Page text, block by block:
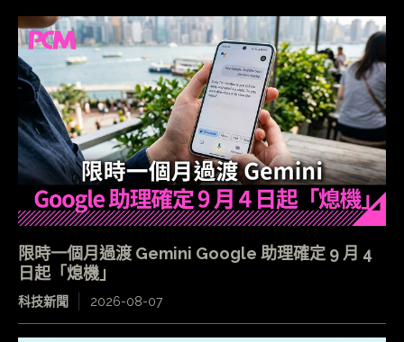
限時一個月過渡 Gemini Google 助理確定 9 月 4
日起「熄機」
科技新聞 2026-08-07